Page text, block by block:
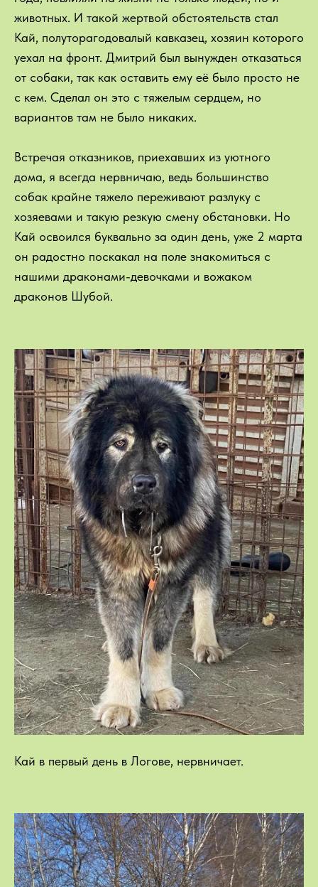
животных. И такой жертвой обстоятельств стал
Кай, полуторагодовалый кавказец, хозяин которого
уехал на фронт. Дмитрий был вынужден отказаться
от собаки, так как оставить ему её было просто не
с кем. Сделал он это с тяжелым сердцем, но
вариантов там не было никаких.
Встречая отказников, приехавших из уютного
дома, я всегда нервничаю, ведь большинство
собак крайне тяжело переживают разлуку с
хозяевами и такую резкую смену обстановки. Но
Кай освоился буквально за один день, уже 2 марта
он радостно поскакал на поле знакомиться с
нашими драконами-девочками и вожаком
драконов Шубой.
Кай в первый день в Логове, нервничает.